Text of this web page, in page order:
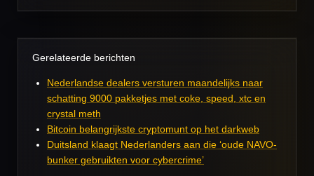
Gerelateerde berichten
Nederlandse dealers versturen maandelijks naar
schatting 9000 pakketjes met coke, speed, xtc en
crystal meth
Bitcoin belangrijkste cryptomunt op het darkweb
Duitsland klaagt Nederlanders aan die ‘oude NAVO-
bunker gebruikten voor cybercrime’